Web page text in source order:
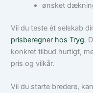
ønsket
Vil du teste ét selskab
prisberegner hos Tryg.
konkret tilbud hurtigt,
pris og vilkår.
Vil du starte bredere,